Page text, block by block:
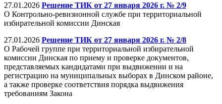
27.01.2026 Решение ТИК от 27 января 2026 г. № 2/9
О Контрольно-ревизионной службе при территориальной
избирательной комиссии Динская
27.01.2026 Решение ТИК от 27 января 2026 г. № 2/8
О Рабочей группе при территориальной избирательной
комиссии Динская по приему и проверке документов,
представляемых кандидатами при выдвижении и на
регистрацию на муниципальных выборах в Динском районе,
а также проверке соответствия порядка выдвижения
требованиям Закона